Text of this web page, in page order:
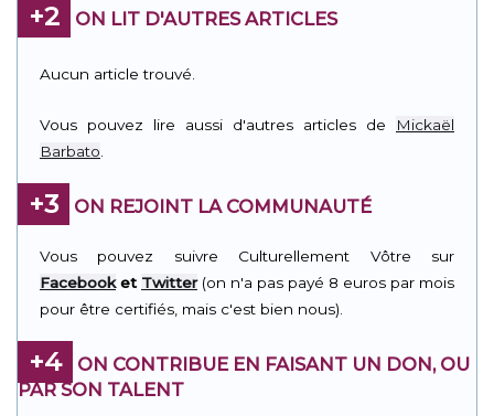
+2 ON LIT D'AUTRES ARTICLES
Aucun article trouvé.
Vous pouvez lire aussi d'autres articles de
Mickaël
Barbato.
+3 ON REJOINT LA COMMUNAUTÉ
Vous pouvez suivre Culturellement Vôtre sur
Facebooket Twitter(on n'a pas payé 8 euros par mois
pour être certifiés, mais c'est bien nous).
+4
ON CONTRIBUE EN FAISANT UN DON, OU
PAR SON TALENT